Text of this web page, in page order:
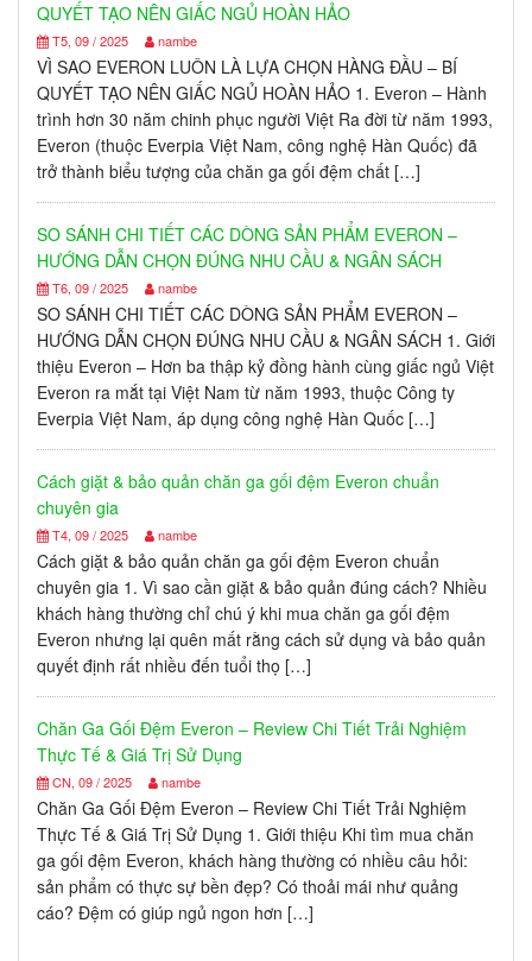
QUYẾT TẠO NÊN GIẤC NGỦ HOÀN HẢO
T5, 09 / 2025 nambe
VÌ SAO EVERON LUÔN LÀ LỰA CHỌN HÀNG ĐẦU – BÍ
QUYẾT TẠO NÊN GIẤC NGỦ HOÀN HẢO 1. Everon – Hành
trình hơn 30 năm chinh phục người Việt Ra đời từ năm 1993,
Everon (thuộc Everpia Việt Nam, công nghệ Hàn Quốc) đã
trở thành biểu tượng của chăn ga gối đệm chất […]
SO SÁNH CHI TIẾT CÁC DÒNG SẢN PHẨM EVERON –
HƯỚNG DẪN CHỌN ĐÚNG NHU CẦU & NGÂN SÁCH
T6, 09 / 2025 nambe
SO SÁNH CHI TIẾT CÁC DÒNG SẢN PHẨM EVERON –
HƯỚNG DẪN CHỌN ĐÚNG NHU CẦU & NGÂN SÁCH 1. Giới
thiệu Everon – Hơn ba thập kỷ đồng hành cùng giấc ngủ Việt
Everon ra mắt tại Việt Nam từ năm 1993, thuộc Công ty
Everpia Việt Nam, áp dụng công nghệ Hàn Quốc […]
Cách giặt & bảo quản chăn ga gối đệm Everon chuẩn
chuyên gia
T4, 09 / 2025 nambe
Cách giặt & bảo quản chăn ga gối đệm Everon chuẩn
chuyên gia 1. Vì sao cần giặt & bảo quản đúng cách? Nhiều
khách hàng thường chỉ chú ý khi mua chăn ga gối đệm
Everon nhưng lại quên mất rằng cách sử dụng và bảo quản
quyết định rất nhiều đến tuổi thọ […]
Chăn Ga Gối Đệm Everon – Review Chi Tiết Trải Nghiệm
Thực Tế & Giá Trị Sử Dụng
CN, 09 / 2025 nambe
Chăn Ga Gối Đệm Everon – Review Chi Tiết Trải Nghiệm
Thực Tế & Giá Trị Sử Dụng 1. Giới thiệu Khi tìm mua chăn
ga gối đệm Everon, khách hàng thường có nhiều câu hỏi:
sản phẩm có thực sự bền đẹp? Có thoải mái như quảng
cáo? Đệm có giúp ngủ ngon hơn […]